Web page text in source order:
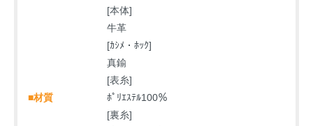
■材質
[本体]
牛革
[ｶｼﾒ・ﾎｯｸ]
真鍮
[表糸]
ﾎﾟﾘｴｽﾃﾙ100％
[裏糸]